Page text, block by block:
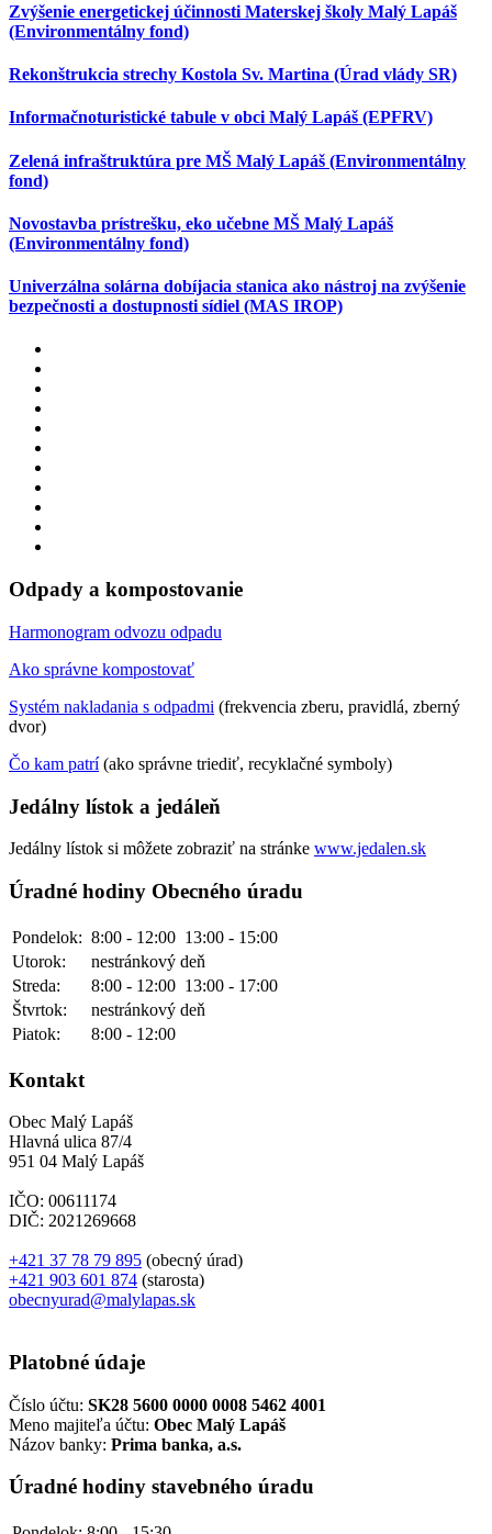
Zvýšenie energetickej účinnosti Materskej školy Malý Lapáš
(Environmentálny fond)
Rekonštrukcia strechy Kostola Sv. Martina (Úrad vlády SR)
Informačnoturistické tabule v obci Malý Lapáš (EPFRV)
Zelená infraštruktúra pre MŠ Malý Lapáš (Environmentálny
fond)
Novostavba prístrešku, eko učebne MŠ Malý Lapáš
(Environmentálny fond)
Univerzálna solárna dobíjacia stanica ako nástroj na zvýšenie
bezpečnosti a dostupnosti sídiel (MAS IROP)
Odpady a kompostovanie
Harmonogram odvozu odpadu
Ako správne kompostovať
Systém nakladania s odpadmi (frekvencia zberu, pravidlá, zberný
dvor)
Čo kam patrí(ako správne triediť, recyklačné symboly)
Jedálny lístok a jedáleň
Jedálny lístok si môžete zobraziť na stránke www.jedalen.sk
Úradné hodiny Obecného úradu
Pondelok: 8:00 - 12:00 13:00 - 15:00
Utorok:
nestránkový deň
Streda:
8:00 - 12:00 13:00 - 17:00
Štvrtok:
nestránkový deň
Piatok:
8:00 - 12:00
Kontakt
Obec Malý Lapáš
Hlavná ulica 87/4
951 04 Malý Lapáš
IČO: 00611174
DIČ: 2021269668
+421 37 78 79 895 (obecný úrad)
+421 903 601 874 (starosta)
obecnyurad@malylapas.sk
Platobné údaje
Číslo účtu: SK28 5600 0000 0008 5462 4001
Meno majiteľa účtu: Obec Malý Lapáš
Názov banky: Prima banka, a.s.
Úradné hodiny stavebného úradu